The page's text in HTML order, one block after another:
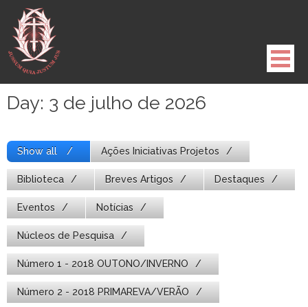
para
conteúdo
Day: 3 de julho de 2026
Show all Ações Iniciativas Projetos
Biblioteca Breves Artigos Destaques
Eventos Notícias
Núcleos de Pesquisa
Número 1 - 2018 OUTONO/INVERNO
Número 2 - 2018 PRIMAREVA/VERÃO